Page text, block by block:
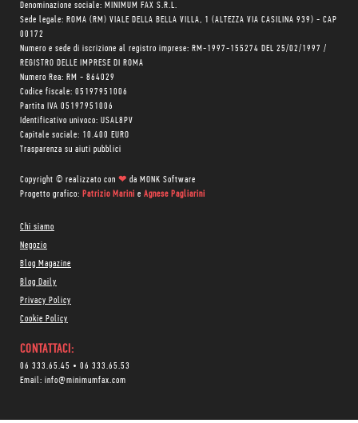
Denominazione sociale: MINIMUM FAX S.R.L.
Sede legale: ROMA (RM) VIALE DELLA BELLA VILLA, 1 (ALTEZZA VIA CASILINA 939) - CAP
00172
Numero e sede di iscrizione al registro imprese: RM-1997-155274 DEL 25/02/1997 /
REGISTRO DELLE IMPRESE DI ROMA
Numero Rea: RM - 864029
Codice fiscale: 05197951006
Partita IVA 05197951006
Identificativo univoco: USAL8PV
Capitale sociale: 10.400 EURO
Trasparenza su aiuti pubblici
Copyright © realizzato con ❤ da MONK Software
Progetto grafico: Patrizio Marini e Agnese Pagliarini
Chi siamo
Negozio
Blog Magazine
Blog Daily
Privacy Policy
Cookie Policy
CONTATTACI:
06 333.65.45 • 06 333.65.53
Email: info@minimumfax.com